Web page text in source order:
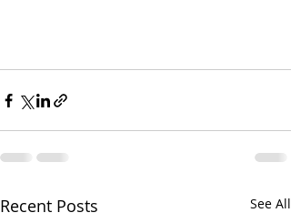
Recent Posts See All